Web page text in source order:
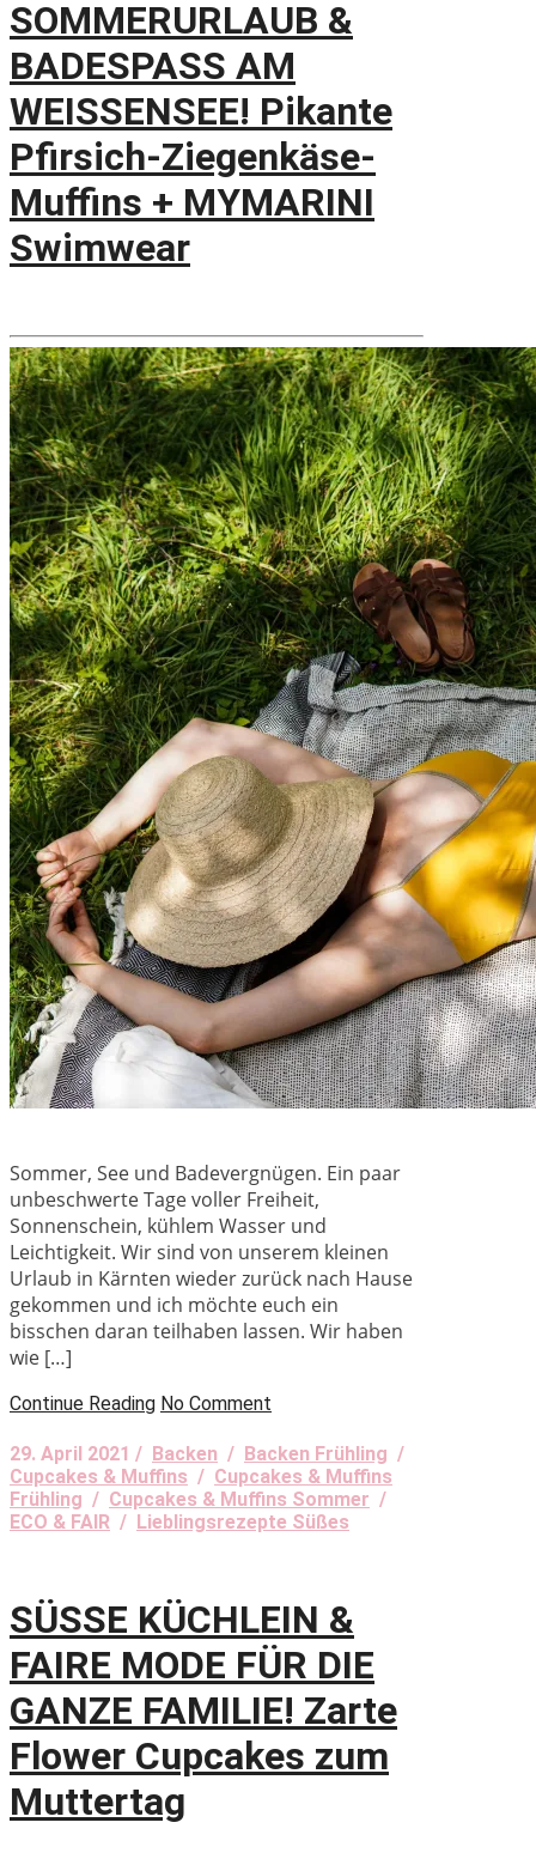
SOMMERURLAUB &
BADESPASS AM
WEISSENSEE! Pikante
Pfirsich-Ziegenkäse-
Muffins + MYMARINI
Swimwear
Sommer, See und Badevergnügen. Ein paar
unbeschwerte Tage voller Freiheit,
Sonnenschein, kühlem Wasser und
Leichtigkeit. Wir sind von unserem kleinen
Urlaub in Kärnten wieder zurück nach Hause
gekommen und ich möchte euch ein
bisschen daran teilhaben lassen. Wir haben
wie […]
Continue Reading No Comment
29. April 2021 / Backen / Backen Frühling /
Cupcakes & Muffins / Cupcakes & Muffins
Frühling / Cupcakes & Muffins Sommer /
ECO & FAIR / Lieblingsrezepte Süßes
SÜSSE KÜCHLEIN &
FAIRE MODE FÜR DIE
GANZE FAMILIE! Zarte
Flower Cupcakes zum
Muttertag